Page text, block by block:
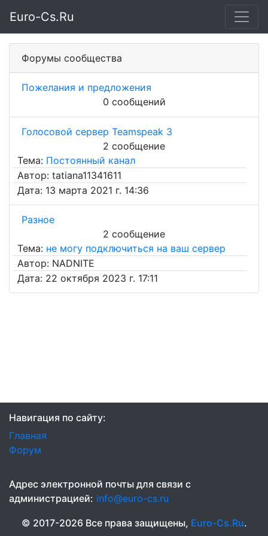
Euro-Cs.Ru
Форумы сообщества
Пожелания и предложения
0 сообщений
Голосовой сервер Teamspeak 3
2 сообщение
Тема: Постоянный канал
Автор: tatiana11341611
Дата: 13 марта 2021 г. 14:36
Разное
2 сообщение
Тема: не могу подключиться на ваш сервер
Автор: NADNITE
Дата: 22 октября 2023 г. 17:11
Навигация по сайту:
Главная
Форум
Адрес электронной почты для связи с
администрацией: info@euro-cs.ru
© 2017-2026 Все права защищены, Euro-Cs.Ru.